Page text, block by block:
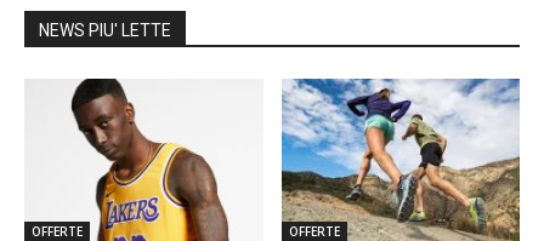
NEWS PIU' LETTE
OFFERTE OFFERTE